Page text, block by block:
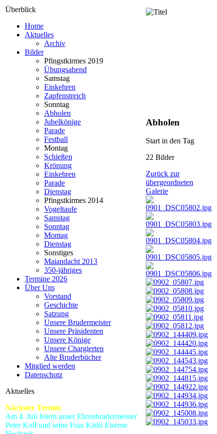
Überblick
Home
Aktuelles
Archiv
Bilder
Pfingstkirmes 2019
Übungsabend
Samstag
Einkehren
Zapfenstreich
Sonntag
Abholen
Jubelkönige
Parade
Festball
Montag
Schießen
Krönung
Einkehren
Parade
Dienstag
Pfingstkirmes 2014
Vogeltaufe
Samstag
Sonntag
Montag
Dienstag
Sonstiges
Maiandacht 2013
350-jähriges
Termine 2026
Über Uns
Vorstand
Geschichte
Satzung
Unsere Brudermeister
Unsere Präsidenten
Unsere Könige
Unsere Chargierten
Alte Bruderbücher
Mitglied werden
Datenschutz
Aktuelles
Nächster Termin
Am 4. Juli feiern unser Ehrenbrudermeister
Peter Kolf und seine Frau Käthi Eiserne
Abholen
Start in den Tag
22 Bilder
Zurück zur
übergeordneten
Galerie